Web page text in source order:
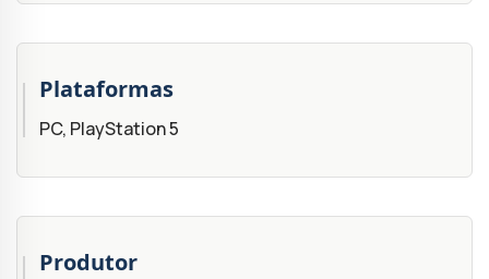
Plataformas
PC, PlayStation 5
Produtor